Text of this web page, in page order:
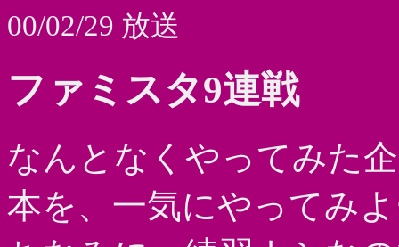
00/02/29 放送
ファミスタ9連戦
なんとなくやってみた
本を、一気にやってみ